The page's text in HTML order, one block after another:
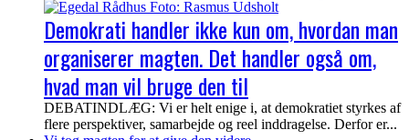
Demokrati handler ikke kun om, hvordan man
organiserer magten. Det handler også om,
hvad man vil bruge den til
DEBATINDLÆG: Vi er helt enige i, at demokratiet styrkes af
flere perspektiver, samarbejde og reel inddragelse. Derfor er...